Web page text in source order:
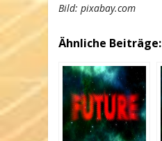
Bild: pixabay.com
Ähnliche Beiträge: